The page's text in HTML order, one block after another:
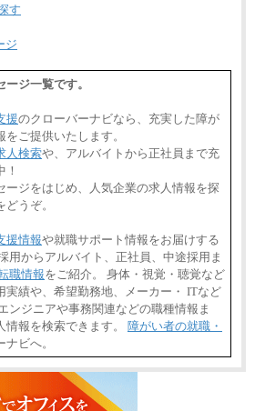
す
ジ
ジ一覧です。
援のクローバーナビなら、充実した障が
ご提供いたします。
人検索や、アルバイトから正社員まで充
ージをはじめ、人気企業の求人情報を探
うぞ。
援情報や就職サポート情報をお届けする
用からアルバイト、正社員、中途採用ま
職情報をご紹介。 身体・視覚・聴覚など
実績や、希望勤務地、メーカー・ ITなど
ンジニアや事務関連などの職種情報ま
報を検索できます。 障がい者の就職・
ビへ。